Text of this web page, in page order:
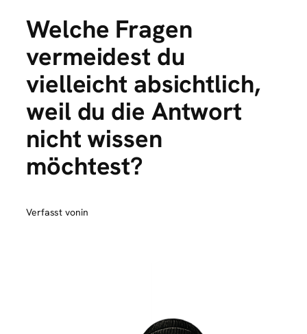
Welche Fragen
vermeidest du
vielleicht absichtlich,
weil du die Antwort
nicht wissen
möchtest?
Verfasst vonin